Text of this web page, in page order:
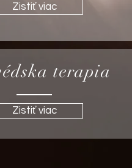
Zistiť viac
terapia
Zistiť viac